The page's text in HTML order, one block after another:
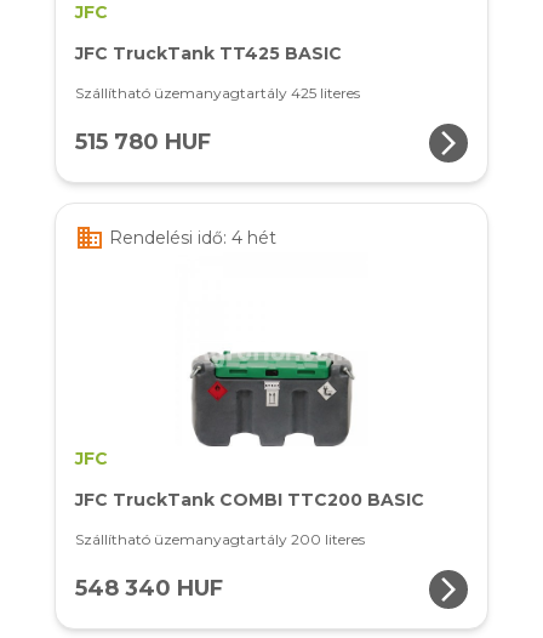
JFC
JFC TruckTank TT425 BASIC
Szállítható üzemanyagtartály 425 literes
515 780 HUF arrow_forward_ios
business Rendelési idő: 4 hét
JFC
JFC TruckTank COMBI TTC200 BASIC
Szállítható üzemanyagtartály 200 literes
548 340 HUF arrow_forward_ios